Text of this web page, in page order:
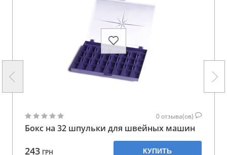
0отзыва(ов)
Бокс на 32 шпульки для швейных машин
243 ГРН КУПИТЬ